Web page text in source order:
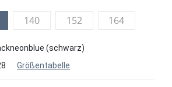
140 152 164
(schwarz)
Größentabelle